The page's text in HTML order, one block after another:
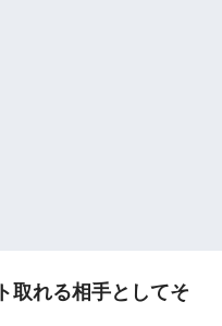
取れる相手としてそ